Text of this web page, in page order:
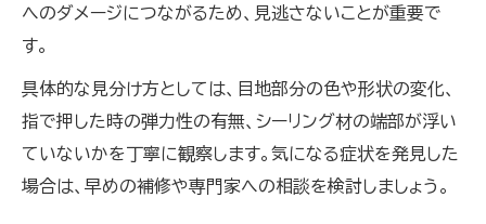
へのダメージにつながるため、見逃さないことが重要で
す。
具体的な見分け方としては、目地部分の色や形状の変化、
指で押した時の弾力性の有無、シーリング材の端部が浮い
ていないかを丁寧に観察します。気になる症状を発見した
場合は、早めの補修や専門家への相談を検討しましょう。